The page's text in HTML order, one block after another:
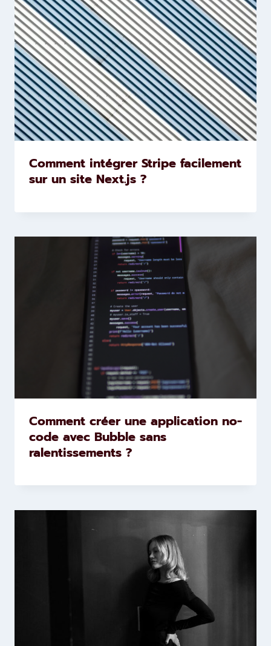
Comment intégrer Stripe facilement
sur un site Next.js ?
Comment créer une application no-
code avec Bubble sans
ralentissements ?